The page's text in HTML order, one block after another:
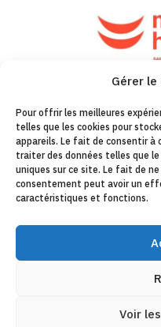
Gérer
Pour offrir les meilleures
telles que les cookies pour
appareils. Le fait de consentir à
traiter des données telles que
uniques sur ce site. Le fait de
consentement peut avoir un
caractéristiques et fonctions.
Voir